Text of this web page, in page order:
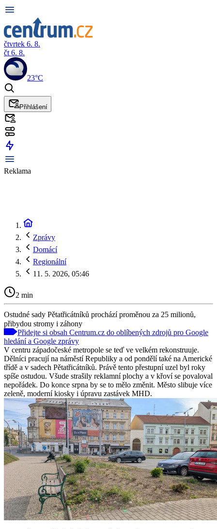
čtvrtek 6. 8.
čt 6. 8.
23°C
Přihlášení
Reklama
Zprávy
Domácí
Regionální
11. 5. 2026, 05:46
2 min
Ostudné sady Pětatřicátníků prochází proměnou za 25 milionů,
přibydou stromy i záhony
Přidejte si obsah Centrum.cz do oblíbených zdrojů pro Google
hledání a Google zprávy
V centru západočeské metropole se teď ve velkém rekonstruuje.
Dělníci pracují na náměstí Republiky a od pondělí také na Americké
třídě a v sadech Pětatřicátníků. Právě tento přestupní uzel byl roky
spíše ostudou. Všude strašily reklamní plochy a v křoví se povaloval
nepořádek. Do konce srpna by se to mělo změnit. Město slibuje více
zeleně, moderní kiosky i úpravu zastávek MHD.